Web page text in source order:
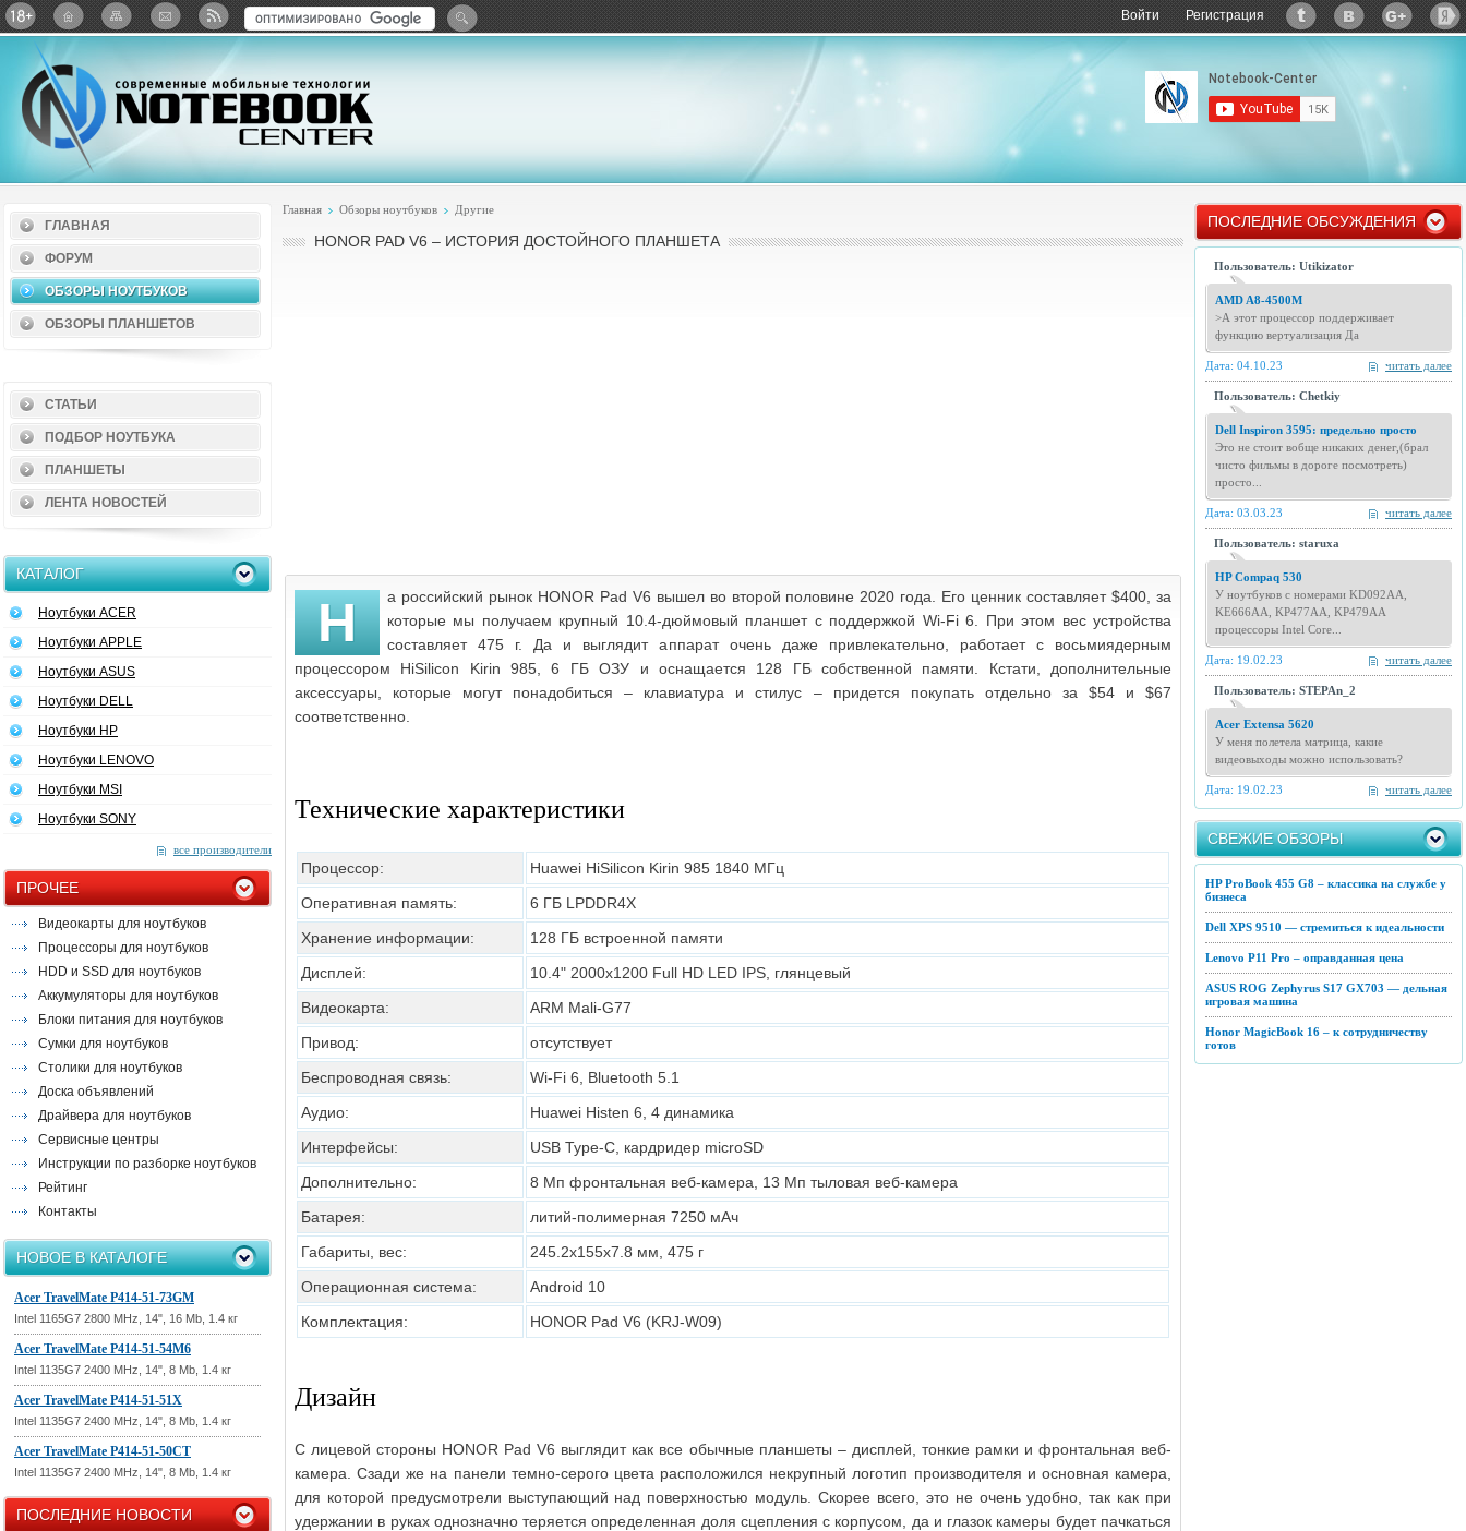
Войти Регистрация
Twitter ВКонтактеGoogle+Яндекс: Каталог виджетов
ГЛАВНАЯ
ФОРУМ
ОБЗОРЫ НОУТБУКОВ
ОБЗОРЫ ПЛАНШЕТОВ
СТАТЬИ
ПОДБОР НОУТБУКА
ПЛАНШЕТЫ
ЛЕНТА НОВОСТЕЙ
КАТАЛОГ
Ноутбуки ACER
Ноутбуки APPLE
Ноутбуки ASUS
Ноутбуки DELL
Ноутбуки HP
Ноутбуки LENOVO
Ноутбуки MSI
Ноутбуки SONY
все производители
ПРОЧЕЕ
Видеокарты для ноутбуков
Процессоры для ноутбуков
HDD и SSD для ноутбуков
Аккумуляторы для ноутбуков
Блоки питания для ноутбуков
Сумки для ноутбуков
Столики для ноутбуков
Доска объявлений
Драйвера для ноутбуков
Сервисные центры
Инструкции по разборке ноутбуков
Рейтинг
Контакты
НОВОЕ В КАТАЛОГЕ
Acer TravelMate P414-51-73GM
Intel 1165G7 2800 MHz, 14", 16 Mb, 1.4 кг
Acer TravelMate P414-51-54M6
Intel 1135G7 2400 MHz, 14", 8 Mb, 1.4 кг
Acer TravelMate P414-51-51X
Intel 1135G7 2400 MHz, 14", 8 Mb, 1.4 кг
Acer TravelMate P414-51-50CT
Intel 1135G7 2400 MHz, 14", 8 Mb, 1.4 кг
ПОСЛЕДНИЕ НОВОСТИ
Главная Обзоры ноутбуков Другие
HONOR PAD V6 – ИСТОРИЯ ДОСТОЙНОГО ПЛАНШЕТА
Н
а российский рынок HONOR Pad V6 вышел во второй половине 2020 года. Его ценник составляет $400, за
которые мы получаем крупный 10.4-дюймовый планшет с поддержкой Wi-Fi 6. При этом вес устройства
составляет 475 г. Да и выглядит аппарат очень даже привлекательно, работает с восьмиядерным
процессором HiSilicon Kirin 985, 6 ГБ ОЗУ и оснащается 128 ГБ собственной памяти. Кстати, дополнительные
аксессуары, которые могут понадобиться – клавиатура и стилус – придется покупать отдельно за $54 и $67
соответственно.
Технические характеристики
Процессор:
Huawei HiSilicon Kirin 985 1840 МГц
Оперативная память:
6 ГБ LPDDR4X
Хранение информации:
128 ГБ встроенной памяти
Дисплей:
10.4" 2000х1200 Full HD LED IPS, глянцевый
Видеокарта:
ARM Mali-G77
Привод:
отсутствует
Беспроводная связь:
Wi-Fi 6, Bluetooth 5.1
Аудио:
Huawei Histen 6, 4 динамика
Интерфейсы:
USB Type-C, кардридер microSD
Дополнительно:
8 Мп фронтальная веб-камера, 13 Мп тыловая веб-камера
Батарея:
литий-полимерная 7250 мАч
Габариты, вес:
245.2х155х7.8 мм, 475 г
Операционная система:
Android 10
Комплектация:
HONOR Pad V6 (KRJ-W09)
Дизайн
С лицевой стороны HONOR Pad V6 выглядит как все обычные планшеты – дисплей, тонкие рамки и фронтальная веб-
камера. Сзади же на панели темно-серого цвета расположился некрупный логотип производителя и основная камера,
для которой предусмотрели выступающий над поверхностью модуль. Скорее всего, это не очень удобно, так как при
удержании в руках однозначно теряется определенная доля сцепления с корпусом, да и глазок камеры будет пачкаться
ПОСЛЕДНИЕ ОБСУЖДЕНИЯ
Пользователь: Utikizator
AMD A8-4500M
>А этот процессор поддерживает
функцию вертуализация Да
читать далее
Дата: 04.10.23
Пользователь: Chetkiy
Dell Inspiron 3595: предельно просто
Это не стоит вобще никаких денег,(брал
чисто фильмы в дороге посмотреть)
просто...
читать далее
Дата: 03.03.23
Пользователь: staruxa
HP Compaq 530
У ноутбуков с номерами KD092AA,
KE666AA, KP477AA, KP479AA
процессоры Intel Core...
читать далее
Дата: 19.02.23
Пользователь: STEPAn_2
Acer Extensa 5620
У меня полетела матрица, какие
видеовыходы можно использовать?
читать далее
Дата: 19.02.23
СВЕЖИЕ ОБЗОРЫ
HP ProBook 455 G8 – классика на службе у
бизнеса
Dell XPS 9510 — стремиться к идеальности
Lenovo P11 Pro – оправданная цена
ASUS ROG Zephyrus S17 GX703 — дельная
игровая машина
Honor MagicBook 16 – к сотрудничеству
готов